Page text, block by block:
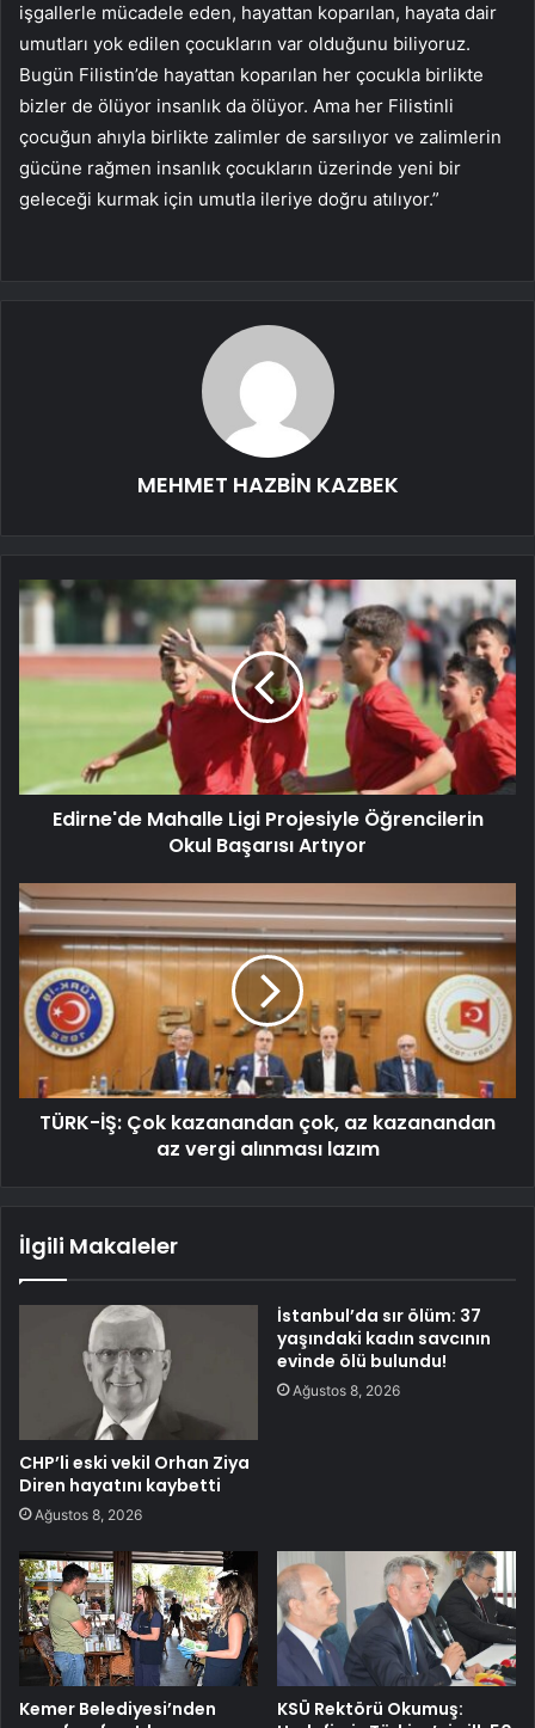
işgallerle mücadele eden, hayattan koparılan, hayata dair
umutları yok edilen çocukların var olduğunu biliyoruz.
Bugün Filistin’de hayattan koparılan her çocukla birlikte
bizler de ölüyor insanlık da ölüyor. Ama her Filistinli
çocuğun ahıyla birlikte zalimler de sarsılıyor ve zalimlerin
gücüne rağmen insanlık çocukların üzerinde yeni bir
geleceği kurmak için umutla ileriye doğru atılıyor.”
MEHMET HAZBİN KAZBEK
Edirne'de Mahalle Ligi Projesiyle Öğrencilerin
Okul Başarısı Artıyor
TÜRK-İŞ: Çok kazanandan çok, az kazanandan
az vergi alınması lazım
İlgili Makaleler
CHP’li eski vekil Orhan Ziya
Diren hayatını kaybetti
Ağustos 8, 2026
İstanbul’da sır ölüm: 37
yaşındaki kadın savcının
evinde ölü bulundu!
Ağustos 8, 2026
Kemer Belediyesi’nden
KSÜ Rektörü Okumuş: